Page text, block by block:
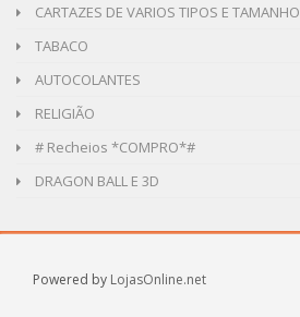
CARTAZES DE VARIOS TIPOS E TAMANHO
TABACO
AUTOCOLANTES
RELIGIÃO
# Recheios *COMPRO*#
DRAGON BALL E 3D
Powered by LojasOnline.net